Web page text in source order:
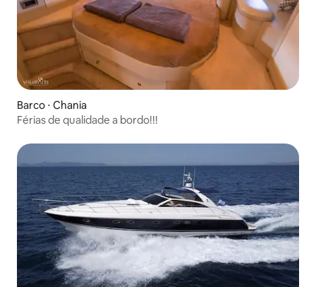
Barco ⋅ Chania
Férias de qualidade a bordo!!!